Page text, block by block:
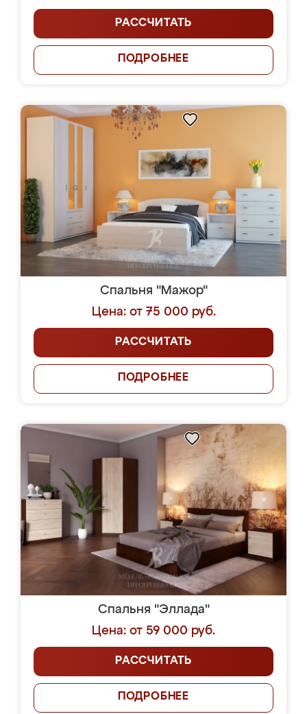
РАССЧИТАТЬ
ПОДРОБНЕЕ
Спальня "Мажор"
Цена: от 75 000 руб.
РАССЧИТАТЬ
ПОДРОБНЕЕ
Спальня "Эллада"
Цена: от 59 000 руб.
РАССЧИТАТЬ
ПОДРОБНЕЕ